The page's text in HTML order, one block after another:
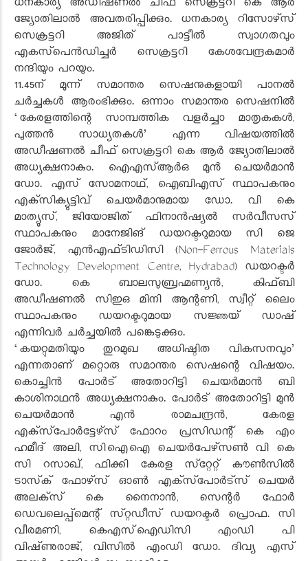
ധനകാര്യ അഡീഷണൽ ചീഫ്‌ സെക്രട്ടറി കെ ആർ
ജ്യോതിലാൽ അവതരിപ്പിക്കും. ധനകാര്യ റിസോഴ്‌സ്‌
സെക്രട്ടറി അജിത്‌ പാട്ടീൽ സ്വാഗതവും
എകസ്‌പെൻഡിച്ചർ സെക്രട്ടറി കേശവേന്ദ്രകുമാർ
നന്ദിയും പറയും.
11.45ന്‌ മൂന്ന്‌ സമാന്തര സെഷനുകളായി പാനൽ
ചർച്ചകൾ ആരംഭിക്കും. ഒന്നാം സമാന്തര സെഷനിൽ
‘കേരളത്തിന്റെ സാമ്പത്തിക വളർച്ചാ മാതൃകകൾ,
പുത്തൻ സാധ്യതകൾ’ എന്ന വിഷയത്തിൽ
അഡീഷണൽ ചീഫ്‌ സെക്രട്ടറി കെ ആർ ജ്യോതിലാൽ
അധ്യക്ഷനാകും. ഐഎസ്‌ആർഒ മുൻ ചെയർമാൻ
ഡോ. എസ്‌ സോമനാഥ്‌, ഐബിഎസ്‌ സ്ഥാപകനും
എക്‌സിക്യുട്ടിവ്‌ ചെയർമാനുമായ ഡോ. വി കെ
മാത്യൂസ്‌, ജിയോജിത്‌ ഫിനാൻഷ്യൽ സർവീസസ്‌
സ്ഥാപകനും മാനേജിങ്‌ ഡയറക്ടറുമായ സി ജെ
ജോർജ്‌, എൻഎഫ്‌ടിഡിസി (Non-Ferrous Materials
Technology Development Centre, Hydrabad) ഡയറക്ടർ
ഡോ. കെ ബാലസുബ്രഹ്മണ്യൻ, കിഫ്‌ബി
അഡീഷണൽ സിഇഒ മിനി ആന്റണി, സ്വീറ്റ്‌ ലൈം
സ്ഥാപകനും ഡയറക്ടറുമായ സജ്ഞയ്‌ ഡാഷ്‌
എന്നിവർ ചർച്ചയിൽ പങ്കെടുക്കും.
‘കയറ്റുമതിയും തുറമുഖ അധിഷ്ഠിത വികസനവും’
എന്നതാണ്‌ മറ്റൊരു സമാന്തര സെഷന്റെ വിഷയം.
കൊച്ചിൻ പോർട്‌ അതോറിട്ടി ചെയർമാൻ ബി
കാശിനാഥൻ അധ്യക്ഷനാകും. പോർട്‌ അതോറിട്ടി മുൻ
ചെയർമാൻ എൻ രാമചന്ദ്രൻ, കേരള
എക്‌സ്‌പോർട്ടേഴ്‌സ്‌ ഫോറം പ്രസിഡന്റ്‌ കെ എം
ഹമീദ്‌ അലി, സിഐഐ ചെയർപേഴ്‌സൺ വി കെ
സി റസാഖ്‌, ഫിക്കി കേരള സ്‌റ്റേറ്റ്‌ കൗൺസിൽ
ടാസ്‌ക്‌ ഫോഴ്‌സ്‌ ഓൺ എക്‌സ്‌പോർട്‌സ്‌ ചെയർ
അലക്‌സ്‌ കെ നൈനാൻ, സെന്റർ ഫോർ
ഡെവലെപ്പ്‌മെന്റ്‌ സ്‌റ്റഡീസ്‌ ഡയറക്ടർ പ്രൊഫ. സി
വീരമണി, കെഎസ്‌ഐഡിസി എംഡി പി
വിഷ്‌ണുരാജ്‌, വിസിൽ എംഡി ഡോ. ദിവ്യ എസ്‌